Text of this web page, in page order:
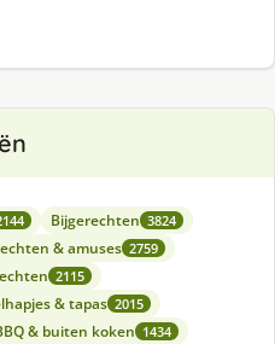
Bijgerechten 3824
& amuses 2759
2115
& tapas 2015
& buiten koken 1434